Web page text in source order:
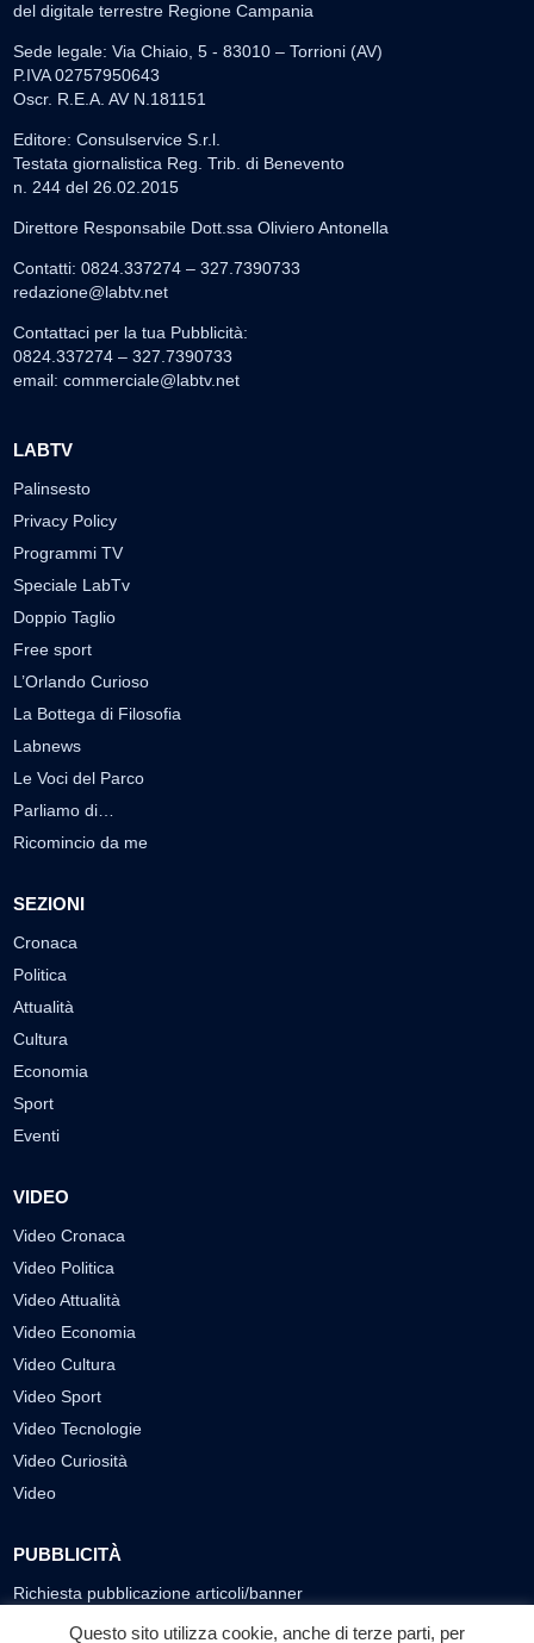
del digitale terrestre Regione Campania
Sede legale: Via Chiaio, 5 - 83010 – Torrioni (AV)
P.IVA 02757950643
Oscr. R.E.A. AV N.181151
Editore: Consulservice S.r.l.
Testata giornalistica Reg. Trib. di Benevento
n. 244 del 26.02.2015
Direttore Responsabile Dott.ssa Oliviero Antonella
Contatti: 0824.337274 – 327.7390733
redazione@labtv.net
Contattaci per la tua Pubblicità:
0824.337274 – 327.7390733
email: commerciale@labtv.net
LABTV
Palinsesto
Privacy Policy
Programmi TV
Speciale LabTv
Doppio Taglio
Free sport
L’Orlando Curioso
La Bottega di Filosofia
Labnews
Le Voci del Parco
Parliamo di…
Ricomincio da me
SEZIONI
Cronaca
Politica
Attualità
Cultura
Economia
Sport
Eventi
VIDEO
Video Cronaca
Video Politica
Video Attualità
Video Economia
Video Cultura
Video Sport
Video Tecnologie
Video Curiosità
Video
PUBBLICITÀ
Richiesta pubblicazione articoli/banner
Questo sito utilizza cookie, anche di terze parti, per